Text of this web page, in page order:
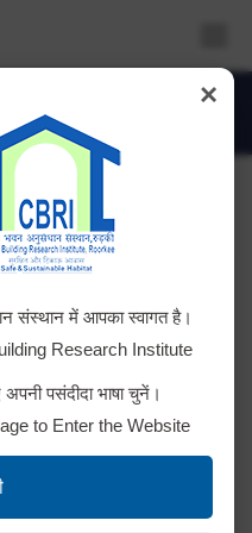
are here:
×
संस्थान में आपका स्वागत है।
Research Institute
पसंदीदा भाषा चुनें।
to Enter the Website